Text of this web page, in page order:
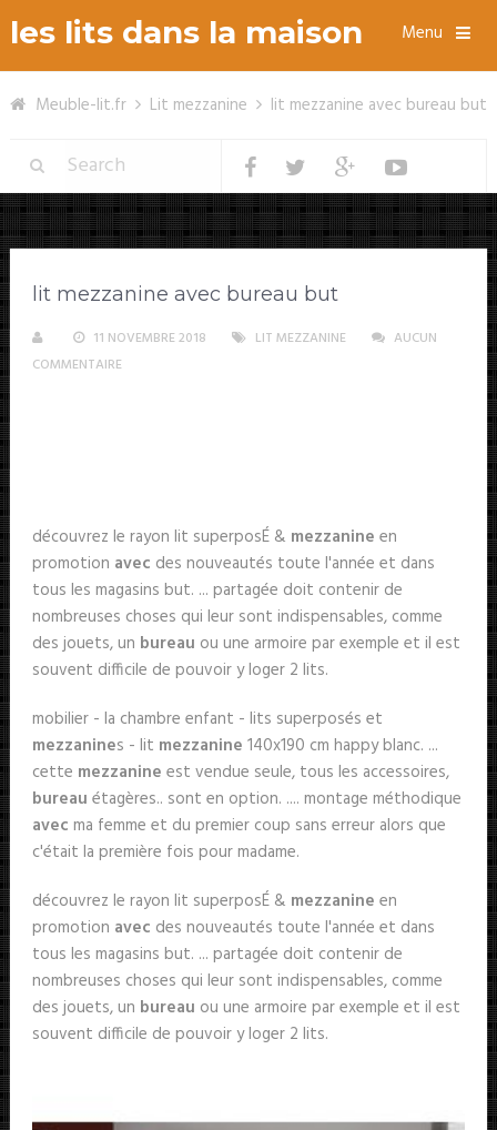
les lits dans la maison Menu
Meuble-lit.fr Lit mezzanine lit mezzanine avec bureau but
lit mezzanine avec bureau but
11 NOVEMBRE 2018 LIT MEZZANINE
AUCUN
COMMENTAIRE
découvrez le rayon lit superposÉ & mezzanine en
promotion avec des nouveautés toute l'année et dans
tous les magasins but. ... partagée doit contenir de
nombreuses choses qui leur sont indispensables, comme
des jouets, un bureau ou une armoire par exemple et il est
souvent difficile de pouvoir y loger 2 lits.
mobilier - la chambre enfant - lits superposés et
mezzanines - lit mezzanine 140x190 cm happy blanc. ...
cette mezzanine est vendue seule, tous les accessoires,
bureau étagères.. sont en option. .... montage méthodique
avec ma femme et du premier coup sans erreur alors que
c'était la première fois pour madame.
découvrez le rayon lit superposÉ & mezzanine en
promotion avec des nouveautés toute l'année et dans
tous les magasins but. ... partagée doit contenir de
nombreuses choses qui leur sont indispensables, comme
des jouets, un bureau ou une armoire par exemple et il est
souvent difficile de pouvoir y loger 2 lits.